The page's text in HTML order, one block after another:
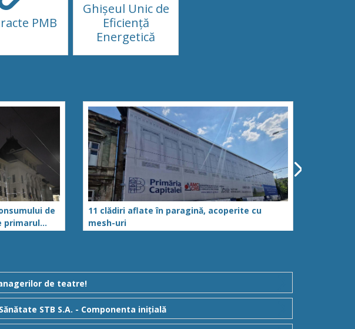
PMB
Ghișeul Unic de
Eficiență
Energetică
de
primarul
11 clădiri aflate în paragină, acoperite cu
mesh-uri
de teatre!
STB S.A. - Componenta inițială